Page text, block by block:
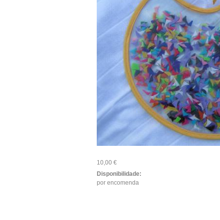
10,00 €
Disponibilidade:
por encomenda